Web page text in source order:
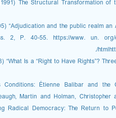
The Structural Transformation
“Adjudication and the public realm
2, P. 40-55. https://www. un. org/
“What Is a “Right to Have Rights”?
and Its Conditions: Étienne
Martin and Holman,
Radical Democracy: The Return